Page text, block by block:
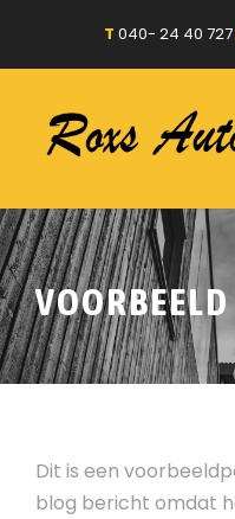
T 040- 24 40 727
Dit is een
blog bericht omdat